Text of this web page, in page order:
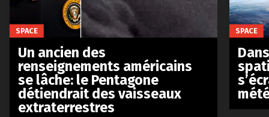
SPACE
Un ancien des
renseignements américains
se lâche: le Pentagone
détiendrait des vaisseaux
extraterrestres
SPACE